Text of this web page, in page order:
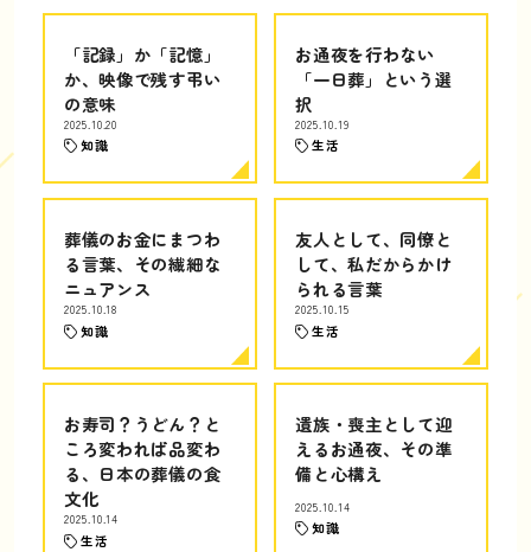
「記録」か「記憶」
か、映像で残す弔い
の意味
2025.10.20
知識
お通夜を行わない
「一日葬」という選
択
2025.10.19
生活
葬儀のお金にまつわ
る言葉、その繊細な
ニュアンス
2025.10.18
知識
友人として、同僚と
して、私だからかけ
られる言葉
2025.10.15
生活
お寿司？うどん？と
ころ変われば品変わ
る、日本の葬儀の食
文化
2025.10.14
生活
遺族・喪主として迎
えるお通夜、その準
備と心構え
2025.10.14
知識